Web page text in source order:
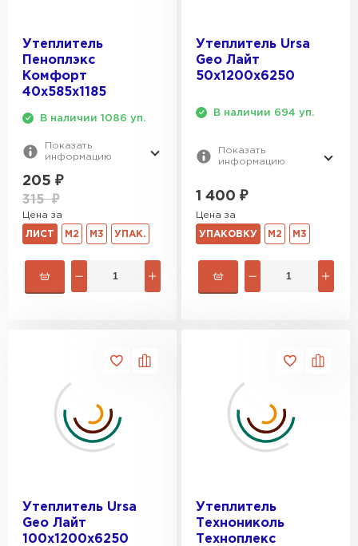
Утеплитель
Пеноплэкс
Комфорт
40х585х1185
В наличии 1086 уп.
Показать
информацию
205 ₽
315₽
Цена за
ЛИСТ М2 М3 УПАК.
Утеплитель Ursa
Geo Лайт
50х1200х6250
В наличии 694 уп.
Показать
информацию
1 400 ₽
Цена за
УПАКОВКУ М2 М3
Утеплитель Ursa
Geo Лайт
100х1200х6250
Утеплитель
Технониколь
Техноплекс
Утеплитель Изомин
Утеплитель Knauf
Утеплитель Isover
ПЕРЕЙТИ